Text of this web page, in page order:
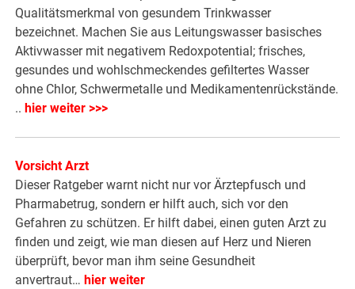
Qualitätsmerkmal von gesundem Trinkwasser
bezeichnet. Machen Sie aus Leitungswasser basisches
Aktivwasser mit negativem Redoxpotential; frisches,
gesundes und wohlschmeckendes gefiltertes Wasser
ohne Chlor, Schwermetalle und Medikamentenrückstände.
.. hier weiter >>>
Vorsicht Arzt
Dieser Ratgeber warnt nicht nur vor Ärztepfusch und
Pharmabetrug, sondern er hilft auch, sich vor den
Gefahren zu schützen. Er hilft dabei, einen guten Arzt zu
finden und zeigt, wie man diesen auf Herz und Nieren
überprüft, bevor man ihm seine Gesundheit
anvertraut… hier weiter